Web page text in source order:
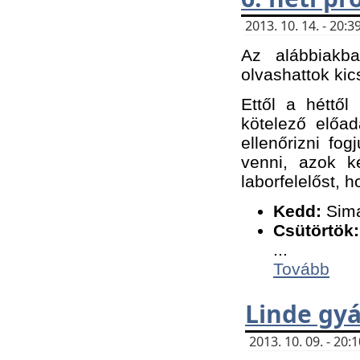
2013. 10. 14. -
Az
olvashattok
Ettől a héttől
kötelező
ellenőrizni
venni, azok
laborfelelőst,
Kedd:
Csütörtök:
...
Tovább
Linde
2013. 10. 09. -